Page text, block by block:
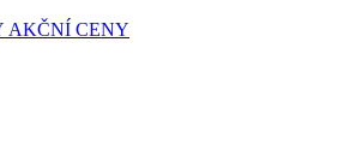
AKČNÍ CENY